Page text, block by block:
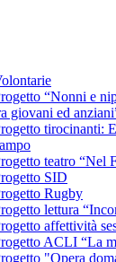
“Nonni e
giovani ed
tirocinanti:
teatro “Nel
SID
Rugby
lettura
affettività
ACLI “La
"Opera